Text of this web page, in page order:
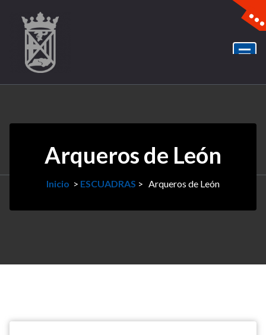
Arqueros de León
Inicio > ESCUADRAS > Arqueros de León